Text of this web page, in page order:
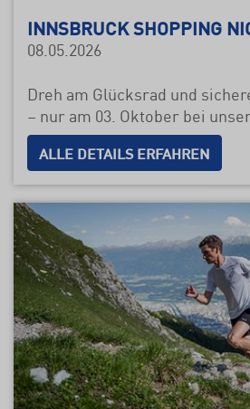
INNSBRUCK SHOPPING
08.05.2026
Dreh am Glücksrad und
– nur am 03. Oktober bei
ALLE DETAILS ERFAHREN